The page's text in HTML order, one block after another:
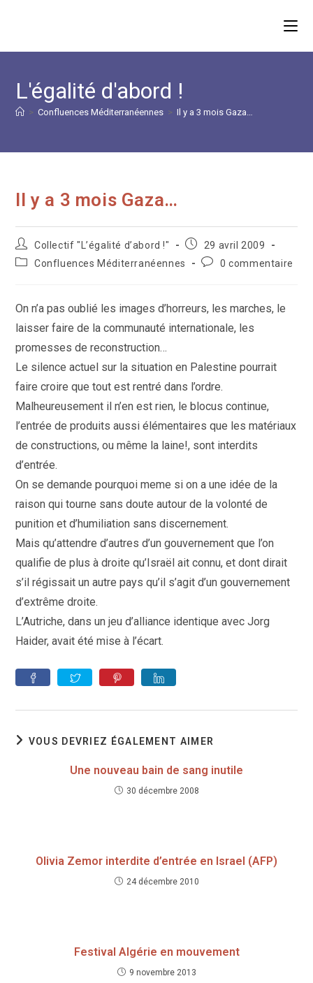
L'égalité d'abord !
> Confluences Méditerranéennes > Il y a 3 mois Gaza…
Il y a 3 mois Gaza…
Auteur/autrice
de
la
Collectif "L’égalité d’abord !"
Publication
publiée :
29 avril 2009
PostConfluences Méditerranéennes
Commentaires
0 commentaire
On n’a pas oublié les images d’horreurs, les marches, le
laisser faire de la communauté internationale, les
promesses de reconstruction…
Le silence actuel sur la situation en Palestine pourrait
faire croire que tout est rentré dans l’ordre.
Malheureusement il n’en est rien, le blocus continue,
l’entrée de produits aussi élémentaires que les matériaux
de constructions, ou même la laine!, sont interdits
d’entrée.
On se demande pourquoi meme si on a une idée de la
raison qui tourne sans doute autour de la volonté de
punition et d’humiliation sans discernement.
Mais qu’attendre d’autres d’un gouvernement que l’on
qualifie de plus à droite qu’Israël ait connu, et dont dirait
s’il régissait un autre pays qu’il s’agit d’un gouvernement
d’extrême droite.
L’Autriche, dans un jeu d’alliance identique avec Jorg
Haider, avait été mise à l’écart.
VOUS DEVRIEZ ÉGALEMENT AIMER
Une nouveau bain de sang inutile
30 décembre 2008
Olivia Zemor interdite d’entrée en Israel (AFP)
24 décembre 2010
Festival Algérie en mouvement
9 novembre 2013